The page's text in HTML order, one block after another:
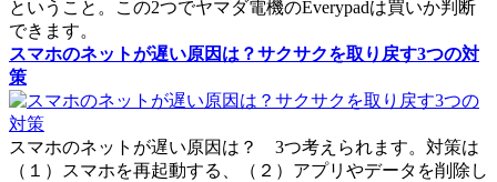
ということ。この2つでヤマダ電機のEverypadは買いか判断
できます。
スマホのネットが遅い原因は？サクサクを取り戻す3つの対
策
スマホのネットが遅い原因は？ 3つ考えられます。対策は
（１）スマホを再起動する、（２）アプリやデータを削除し